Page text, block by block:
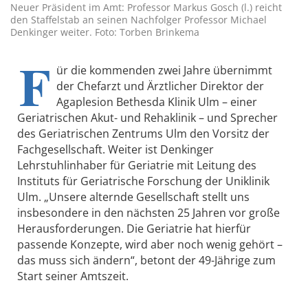
Neuer Präsident im Amt: Professor Markus Gosch (l.) reicht
den Staffelstab an seinen Nachfolger Professor Michael
Denkinger weiter. Foto: Torben Brinkema
F ür die kommenden zwei Jahre übernimmt
der Chefarzt und Ärztlicher Direktor der
Agaplesion Bethesda Klinik Ulm – einer
Geriatrischen Akut- und Rehaklinik – und Sprecher
des Geriatrischen Zentrums Ulm den Vorsitz der
Fachgesellschaft. Weiter ist Denkinger
Lehrstuhlinhaber für Geriatrie mit Leitung des
Instituts für Geriatrische Forschung der Uniklinik
Ulm. „Unsere alternde Gesellschaft stellt uns
insbesondere in den nächsten 25 Jahren vor große
Herausforderungen. Die Geriatrie hat hierfür
passende Konzepte, wird aber noch wenig gehört –
das muss sich ändern“, betont der 49-Jährige zum
Start seiner Amtszeit.